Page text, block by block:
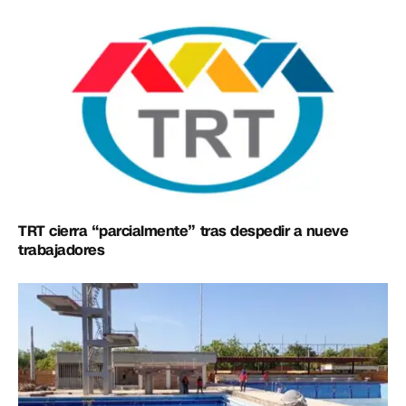
TRT cierra “parcialmente” tras despedir a nueve
trabajadores